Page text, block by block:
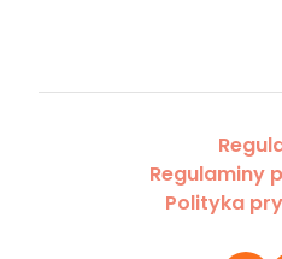
Regulaminy
Polityka